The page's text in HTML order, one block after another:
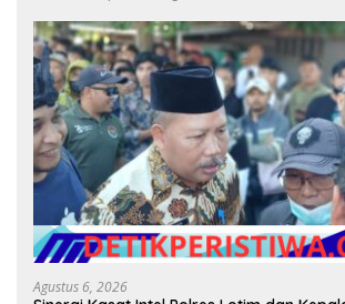
Agustus 6, 2026